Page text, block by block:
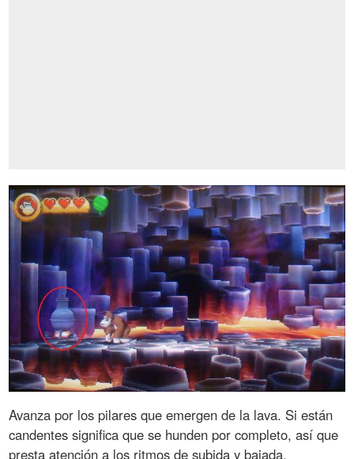
Avanza por los pilares que emergen de la lava. Si están
candentes significa que se hunden por completo, así que
presta atención a los ritmos de subida y bajada.